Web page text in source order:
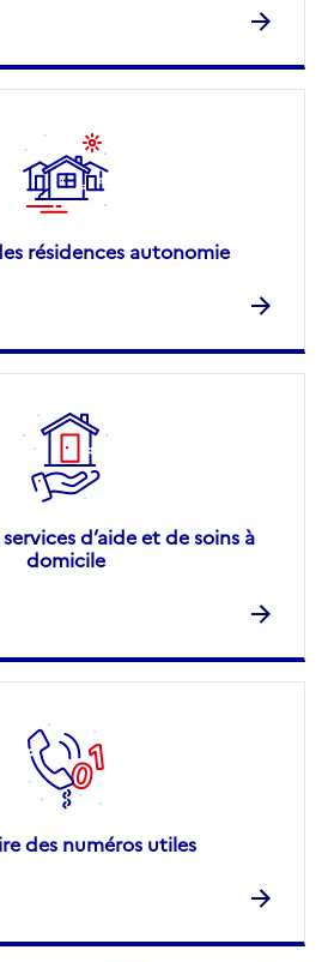
résidences autonomie
d’aide et de soins à
domicile
des numéros utiles